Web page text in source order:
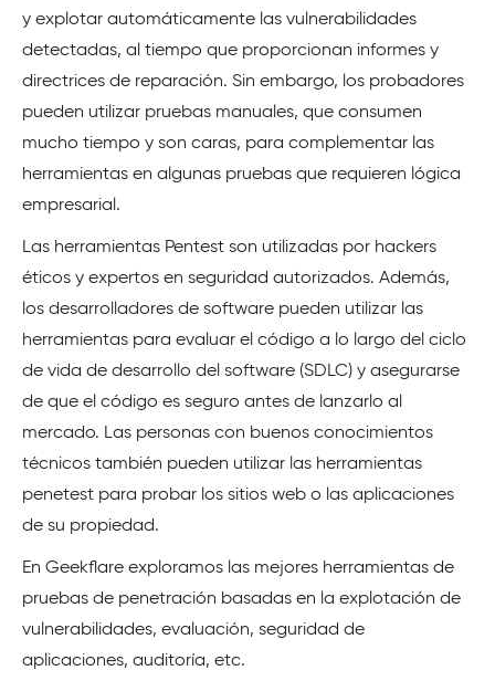
y explotar automáticamente las vulnerabilidades
detectadas, al tiempo que proporcionan informes y
directrices de reparación. Sin embargo, los probadores
pueden utilizar pruebas manuales, que consumen
mucho tiempo y son caras, para complementar las
herramientas en algunas pruebas que requieren lógica
empresarial.
Las herramientas Pentest son utilizadas por hackers
éticos y expertos en seguridad autorizados. Además,
los desarrolladores de software pueden utilizar las
herramientas para evaluar el código a lo largo del ciclo
de vida de desarrollo del software (SDLC) y asegurarse
de que el código es seguro antes de lanzarlo al
mercado. Las personas con buenos conocimientos
técnicos también pueden utilizar las herramientas
penetest para probar los sitios web o las aplicaciones
de su propiedad.
En Geekflare exploramos las mejores herramientas de
pruebas de penetración basadas en la explotación de
vulnerabilidades, evaluación, seguridad de
aplicaciones, auditoría, etc.